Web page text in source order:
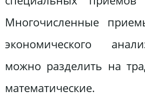
Многочисленные
экономического
можно разделить на
математические.